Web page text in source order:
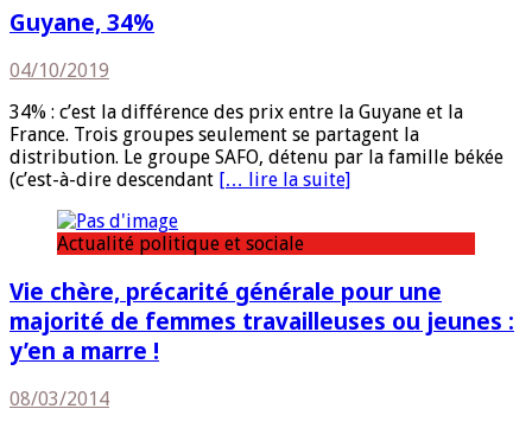
Guyane, 34%
04/10/2019
34% : c’est la différence des prix entre la Guyane et la
France. Trois groupes seulement se partagent la
distribution. Le groupe SAFO, détenu par la famille békée
(c’est-à-dire descendant [… lire la suite]
Actualité politique et sociale
Vie chère, précarité générale pour une
majorité de femmes travailleuses ou jeunes :
y’en a marre !
08/03/2014